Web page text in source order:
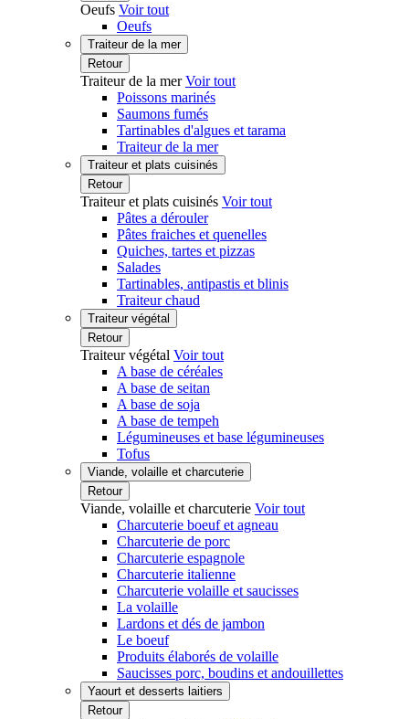
Oeufs Voir tout
Oeufs
Traiteur de la mer
Retour
Traiteur de la merVoir tout
Poissons marinés
Saumons fumés
Tartinables d'algues et tarama
Traiteur de la mer
Traiteur et plats cuisinés
Retour
Traiteur et plats cuisinés Voir tout
Pâtes a dérouler
Pâtes fraiches et quenelles
Quiches, tartes et pizzas
Salades
Tartinables, antipastis et blinis
Traiteur chaud
Traiteur végétal
Retour
Traiteur végétal Voir tout
A base de céréales
A base de seitan
A base de soja
A base de tempeh
Légumineuses et base légumineuses
Tofus
Viande, volaille et charcuterie
Retour
Viande, volaille et charcuterie Voir tout
Charcuterie boeuf et agneau
Charcuterie de porc
Charcuterie espagnole
Charcuterie italienne
Charcuterie volaille et saucisses
La volaille
Lardons et dés de jambon
Le boeuf
Produits élaborés de volaille
Saucisses porc, boudins et andouillettes
Yaourt et desserts laitiers
Retour